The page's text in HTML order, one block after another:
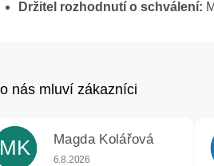
Držitel rozhodnutí o schválení:
MK Magda Kolářová
Hodnocení obchodu je 5 z 5
6.8.2026